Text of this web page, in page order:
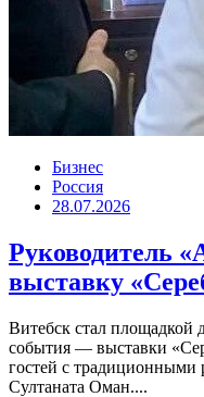
Бизнес
Россия
28.07.2026
Руководитель
выставку
Витебск стал площадкой
события — выставки
гостей с
Султаната Оман....